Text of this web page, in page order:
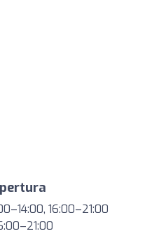
16:00–21:00